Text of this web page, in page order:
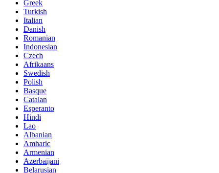
Greek
Turkish
Italian
Danish
Romanian
Indonesian
Czech
Afrikaans
Swedish
Polish
Basque
Catalan
Esperanto
Hindi
Lao
Albanian
Amharic
Armenian
Azerbaijani
Belarusian